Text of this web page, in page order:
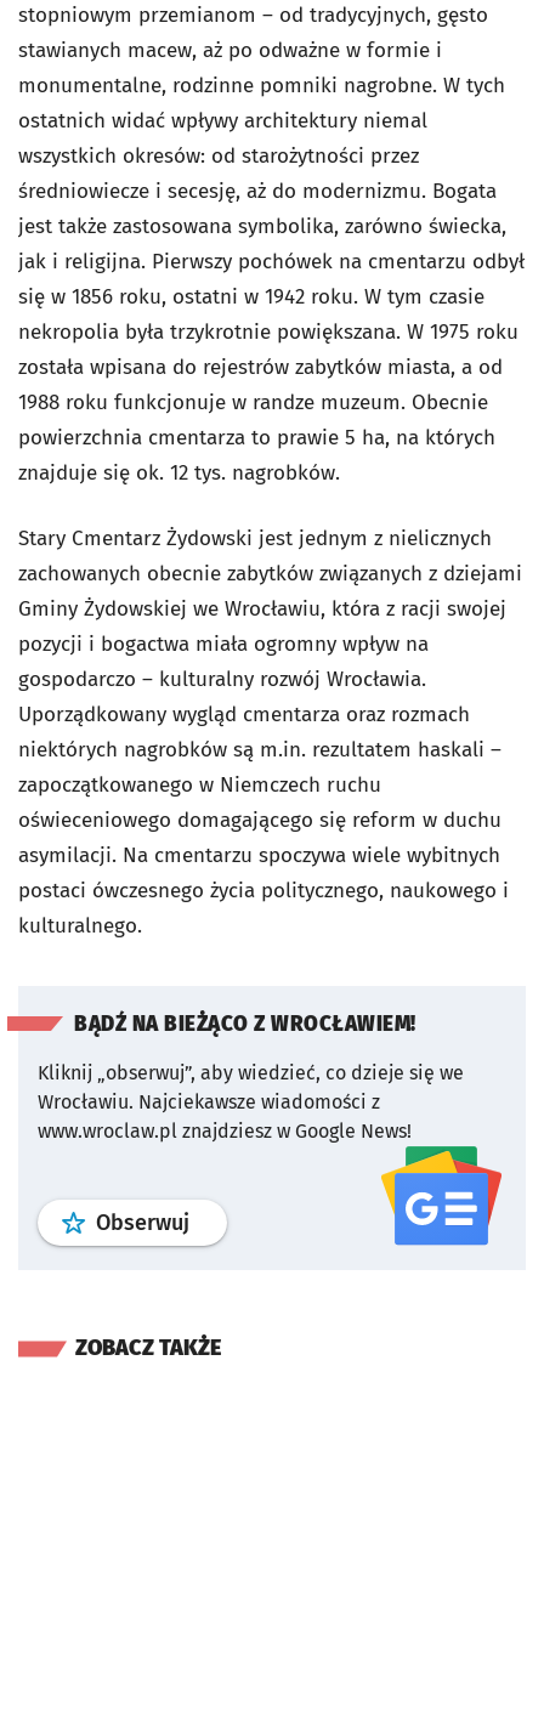
stopniowym przemianom – od tradycyjnych, gęsto
stawianych macew, aż po odważne w formie i
monumentalne, rodzinne pomniki nagrobne. W tych
ostatnich widać wpływy architektury niemal
wszystkich okresów: od starożytności przez
średniowiecze i secesję, aż do modernizmu. Bogata
jest także zastosowana symbolika, zarówno świecka,
jak i religijna. Pierwszy pochówek na cmentarzu odbył
się w 1856 roku, ostatni w 1942 roku. W tym czasie
nekropolia była trzykrotnie powiększana. W 1975 roku
została wpisana do rejestrów zabytków miasta, a od
1988 roku funkcjonuje w randze muzeum. Obecnie
powierzchnia cmentarza to prawie 5 ha, na których
znajduje się ok. 12 tys. nagrobków.
Stary Cmentarz Żydowski jest jednym z nielicznych
zachowanych obecnie zabytków związanych z dziejami
Gminy Żydowskiej we Wrocławiu, która z racji swojej
pozycji i bogactwa miała ogromny wpływ na
gospodarczo – kulturalny rozwój Wrocławia.
Uporządkowany wygląd cmentarza oraz rozmach
niektórych nagrobków są m.in. rezultatem haskali –
zapoczątkowanego w Niemczech ruchu
oświeceniowego domagającego się reform w duchu
asymilacji. Na cmentarzu spoczywa wiele wybitnych
postaci ówczesnego życia politycznego, naukowego i
kulturalnego.
BĄDŹ NA BIEŻĄCO Z WROCŁAWIEM!
Kliknij „obserwuj”, aby wiedzieć, co dzieje się we
Wrocławiu. Najciekawsze wiadomości z
www.wroclaw.pl znajdziesz w Google News!
Obserwuj profil serwisu
ZOBACZ TAKŻE